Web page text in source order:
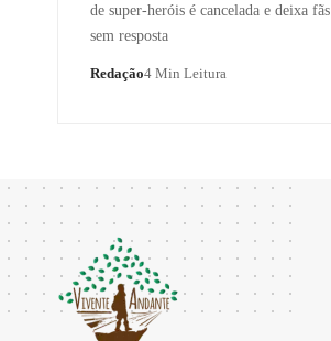
de super-heróis é cancelada e deixa fãs
sem resposta
Redação4 Min Leitura